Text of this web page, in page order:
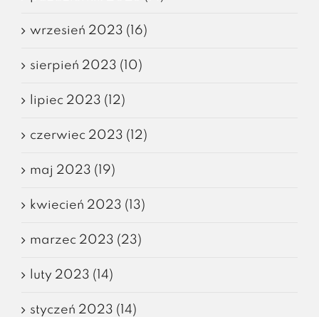
wrzesień 2023 (16)
sierpień 2023 (10)
lipiec 2023 (12)
czerwiec 2023 (12)
maj 2023 (19)
kwiecień 2023 (13)
marzec 2023 (23)
luty 2023 (14)
styczeń 2023 (14)